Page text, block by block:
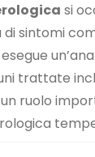
si
di sintomi
esegue
trattate
ruolo